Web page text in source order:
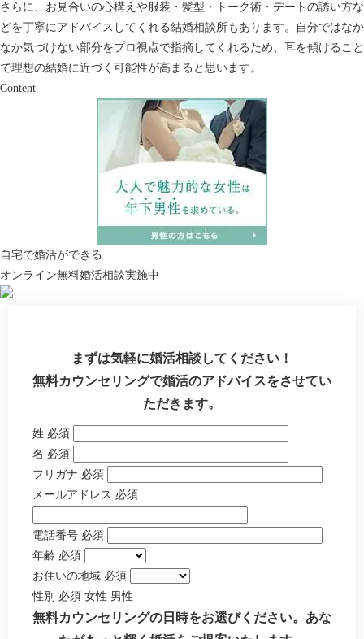
さらに、お見合いの心構えや服装・髪型・トーク術・デートの誘い方な
どを丁寧にアドバイスしてくれる結婚相談所もあります。自分ではなか
なか気づけない部分をプロ視点で指摘してくれるため、耳を傾けること
で理想の結婚に近づく可能性が高まると思います。
Content
自宅で婚活ができる
オンライン無料婚活相談実施中
まずは気軽に婚活相談してください！
無料カウンセリングで婚活のアドバイスをさせてい
ただきます。
姓 必須
名 必須
フリガナ 必須
メールアドレス 必須
電話番号 必須
年齢 必須
お住いの地域 必須
性別 必須 女性 男性
無料カウンセリングの日時をお選びください。あな